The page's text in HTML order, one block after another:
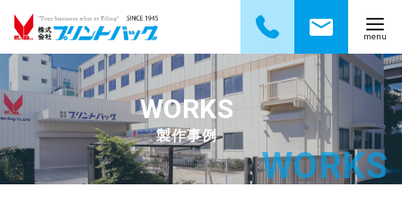
ン
テ
ツ
へ
製作事例